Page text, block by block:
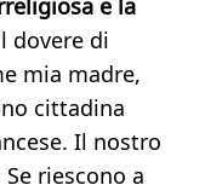
e la
dovere di
mia madre,
cittadina
Il nostro
riescono a